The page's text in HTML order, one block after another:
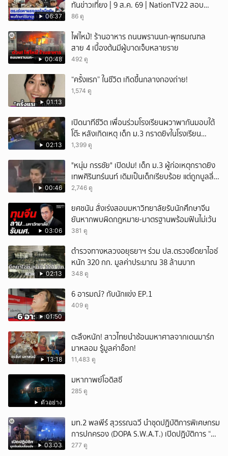
06:37
ทันข่าวเที่ยง | 9 ส.ค. 69 | NationTV22 สอบ
พยานแล้ว 17 ปาก เร่งตรวจมือถือและหลักฐานที่
เพื่อน และสื่อโซเ
86 ดู
00:48
ไฟไหม้! ร้านอาหาร ถนนพรานนก-พุทธมณฑล
สาย 4 เบื้องต้นมีผู้บาดเจ็บหลายราย
492 ดู
01:13
“ครั้งแรก” ในชีวิต เกิดขึ้นกลางกองถ่าย!
1,574 ดู
02:13
เปิดนาทีชีวิต เพื่อนร่วมโรงเรียนผวาพากันมอบใต้
โต๊ะ หลังเกิดเหตุ เด็ก ม.3 กราดยิvในโรงเรียน
เทพศิรินทร์นนท์ แบบไม่เลือกหน้า เสียงปืนดังสนั่น
1,399 ดู
00:46
"หนุ่ม กรรชัย" เปิดปม! เด็ก ม.3 ผู้ก่อเหตุกราดยิง
เทพศิรินทร์นนท์ เดิมเป็นเด็กเรียบร้อย แต่ถูกบูลลี่
หนัก คาดแรงกดดันสะสมกลายเป็นแรงแค้น จนก่อ
2,746 ดู
03:06
ยศชนัน สั่งเร่งสอบมหาวิทยาลัยรับนักศึกษาจีน
ยันหากพบผิดกฎหมาย-มาตรฐานพร้อมฟันไม่เว้น
381 ดู
02:13
ตำรวจทางหลวงอยุธยาฯ ร่วม ปส.ตรวจยึดยาไอซ์
หนัก 320 กก. มูลค่าประมาณ 38 ล้านบาท
348 ดู
01:50
6 อารมณ์? กับนักแข่ง EP.1
409 ดู
13:18
ตะลึงหนัก! สาวไทยนำช้อนมหาศาลจากเดนมาร์ก
มาหลอม รู้มูลค่าช็อก!
11,483 ดู
ตัวอย่าง
มหากาพย์โอดิสซี
285 ดู
03:03
มท.2 พลพีร์ สุวรรณฉวี นำชุดปฏิบัติการพิเศษกรม
การปกครอง (DOPA S.W.A.T.) เปิดปฏิบัติการ “บา
รมีโสธร” บุกจับผับเถื่อนอัพยา กลางเมืองแปดริ้ว
277 ดู